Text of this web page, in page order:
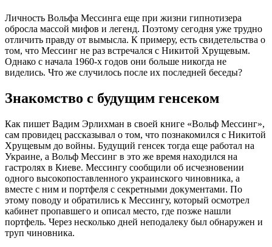
Личность Вольфа Мессинга еще при жизни гипнотизера
обросла массой мифов и легенд. Поэтому сегодня уже трудно
отличить правду от вымысла. К примеру, есть свидетельства о
том, что Мессинг не раз встречался с Никитой Хрущевым.
Однако с начала 1960-х годов они больше никогда не
виделись. Что же случилось после их последней беседы?
Знакомство с будущим генсеком
Как пишет Вадим Эрлихман в своей книге «Вольф Мессинг»,
сам провидец рассказывал о том, что познакомился с Никитой
Хрущевым до войны. Будущий генсек тогда еще работал на
Украине, а Вольф Мессинг в это же время находился на
гастролях в Киеве. Мессингу сообщили об исчезновении
одного высокопоставленного украинского чиновника, а
вместе с ним и портфеля с секретными документами. По
этому поводу и обратились к Мессингу, который осмотрел
кабинет пропавшего и описал место, где позже нашли
портфель. Через несколько дней неподалеку был обнаружен и
труп чиновника.